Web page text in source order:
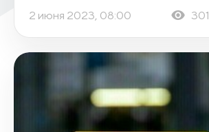
2 июня 2023, 08:00 301